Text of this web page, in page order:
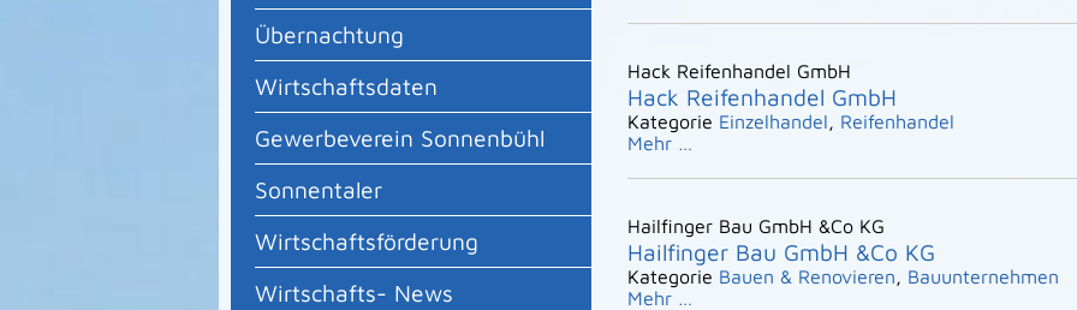
Übernachtung
Wirtschaftsdaten
Gewerbeverein Sonnenbühl
Sonnentaler
Wirtschaftsförderung
Wirtschafts- News
Hack Reifenhandel GmbH
Hack Reifenhandel GmbH
Kategorie Einzelhandel, Reifenhandel
Mehr …
Hailfinger Bau GmbH &Co KG
Hailfinger Bau GmbH &Co KG
Kategorie Bauen & Renovieren, Bauunternehmen
Mehr …